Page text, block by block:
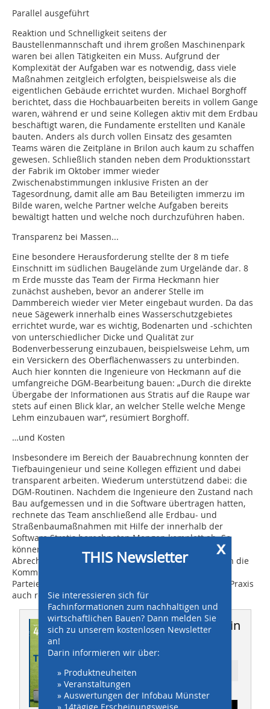
Parallel ausgeführt
Reaktion und Schnelligkeit seitens der
Baustellenmannschaft und ihrem großen Maschinenpark
waren bei allen Tätigkeiten ein Muss. Aufgrund der
Komplexität der Aufgaben war es notwendig, dass viele
Maßnahmen zeitgleich erfolgten, beispielsweise als die
eigentlichen Gebäude errichtet wurden. Michael Borghoff
berichtet, dass die Hochbauarbeiten bereits in vollem Gange
waren, während er und seine Kollegen aktiv mit dem Erdbau
beschäftigt waren, die Fundamente erstellten und Kanäle
bauten. Anders als durch vollen Einsatz des gesamten
Teams wären die Zeitpläne in Brilon auch kaum zu schaffen
gewesen. Schließlich standen neben dem Produktionsstart
der Fabrik im Oktober immer wieder
Zwischenabstimmungen inklusive Fristen an der
Tagesordnung, damit alle am Bau Beteiligten immerzu im
Bilde waren, welche Partner welche Aufgaben bereits
bewältigt hatten und welche noch durchzuführen haben.
Transparenz bei Massen...
Eine besondere Herausforderung stellte der 8 m tiefe
Einschnitt im südlichen Baugelände zum Urgelände dar. 8
m Erde musste das Team der Firma Heckmann hier
zunächst ausheben, bevor an anderer Stelle im
Dammbereich wieder vier Meter eingebaut wurden. Da das
neue Sägewerk innerhalb eines Wasserschutzgebietes
errichtet wurde, war es wichtig, Bodenarten und -schichten
von unterschiedlicher Dicke und Qualität zur
Bodenverbesserung einzubauen, beispielsweise Lehm, um
ein Versickern des Oberflächenwassers zu unterbinden.
Auch hier konnten die Ingenieure von Heckmann auf die
umfangreiche DGM-Bearbeitung bauen: „Durch die direkte
Übergabe der Informationen aus Stratis auf die Raupe war
stets auf einen Blick klar, an welcher Stelle welche Menge
Lehm einzubauen war“, resümiert Borghoff.
…und Kosten
Insbesondere im Bereich der Bauabrechnung konnten der
Tiefbauingenieur und seine Kollegen effizient und dabei
transparent arbeiten. Wiederum unterstützend dabei: die
DGM-Routinen. Nachdem die Ingenieure den Zustand nach
Bau aufgemessen und in die Software übertragen hatten,
rechnete das Team anschließend alle Erdbau- und
Straßenbaumaßnahmen mit Hilfe der innerhalb der
Software Stratis berechneten Mengen komplett ab. So
können wir unseren Auftraggeber eine transparente
Abrechnung liefern“, erklärt Borghoff. „Denn nur wenn die
Kommunikation zwischen allen am Projekt beteiligten
Parteien stimmig ist, sind solch enge Zeitpläne in der Praxis
auch realisierbar“, fügt er hinzu.n
Dieser Artikel erschien in
THIS 04/2011
x
THIS Newsletter
Sie interessieren sich für
Fachinformationen zum nachhaltigen und
wirtschaftlichen Bauen? Dann melden Sie
sich zu unserem kostenlosen Newsletter
an!
Darin informieren wir über:
» Produktneuheiten
» Veranstaltungen
» Auswertungen der Infobau Münster
» 14tägige Erscheinungsweise